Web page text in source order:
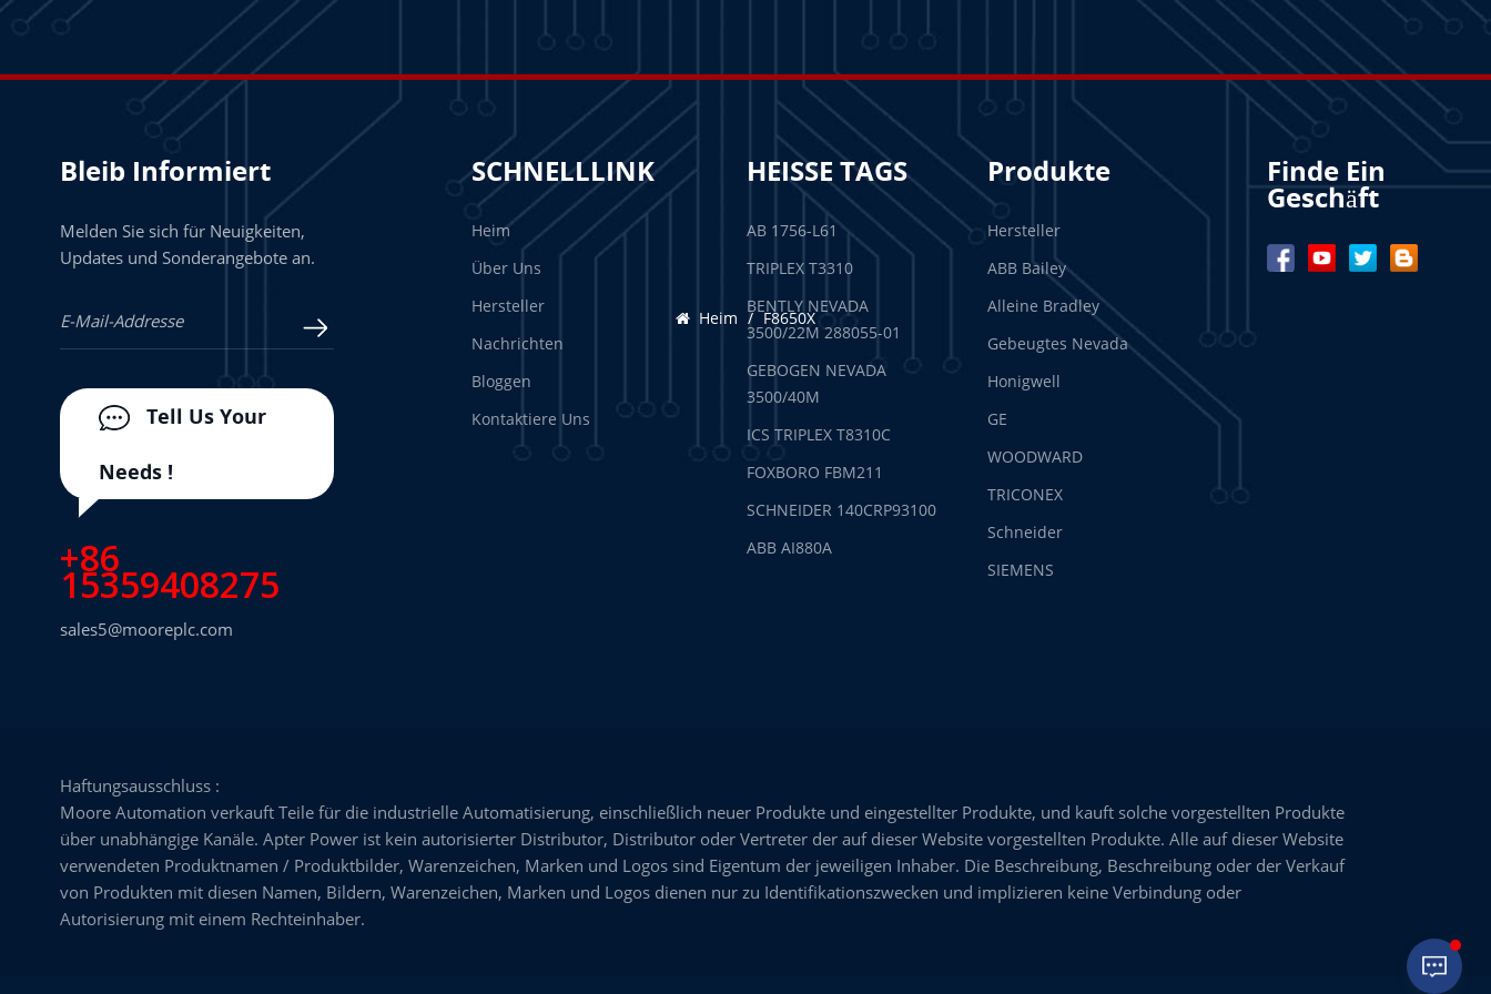
Heim / F8650X
Bleib Informiert
Melden Sie sich für Neuigkeiten,
Updates und Sonderangebote an.
Tell Us Your
Needs !
+86
15359408275
sales5@mooreplc.com
SCHNELLLINK
Heim
Über Uns
Hersteller
Nachrichten
Bloggen
Kontaktiere Uns
HEISSE TAGS
AB 1756-L61
TRIPLEX T3310
BENTLY NEVADA
3500/22M 288055-01
GEBOGEN NEVADA
3500/40M
ICS TRIPLEX T8310C
FOXBORO FBM211
SCHNEIDER 140CRP93100
ABB AI880A
Produkte
Hersteller
ABB Bailey
Alleine Bradley
Gebeugtes Nevada
Honigwell
GE
WOODWARD
TRICONEX
Schneider
SIEMENS
Finde Ein
Geschäft
Haftungsausschluss :
Moore Automation verkauft Teile für die industrielle Automatisierung, einschließlich neuer Produkte und eingestellter Produkte, und kauft solche vorgestellten Produkte
über unabhängige Kanäle. Apter Power ist kein autorisierter Distributor, Distributor oder Vertreter der auf dieser Website vorgestellten Produkte. Alle auf dieser Website
verwendeten Produktnamen / Produktbilder, Warenzeichen, Marken und Logos sind Eigentum der jeweiligen Inhaber. Die Beschreibung, Beschreibung oder der Verkauf
von Produkten mit diesen Namen, Bildern, Warenzeichen, Marken und Logos dienen nur zu Identifikationszwecken und implizieren keine Verbindung oder
Autorisierung mit einem Rechteinhaber.